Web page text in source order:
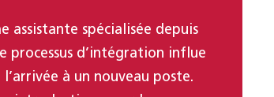
assistante spécialisée depuis
processus d’intégration influe
à un nouveau poste.